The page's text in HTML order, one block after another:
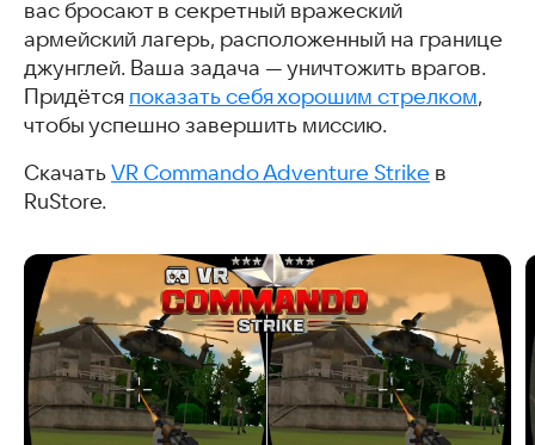
вас бросают в секретный вражеский
армейский лагерь, расположенный на границе
джунглей. Ваша задача — уничтожить врагов.
Придётся показать себя хорошим стрелком,
чтобы успешно завершить миссию.
Скачать VR Commando Adventure Strike в
RuStore.